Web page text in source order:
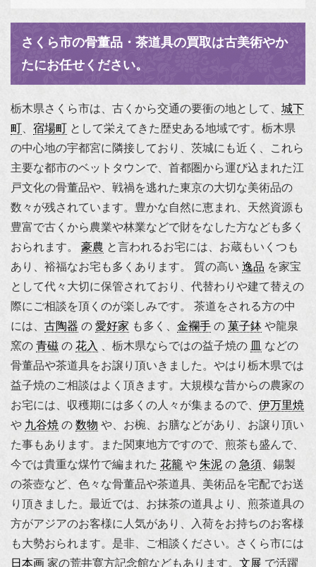
さくら市の骨董品・茶道具の買取は古美術やか
たにお任せください。
栃木県さくら市は、古くから交通の要衝の地として、 城下
町
宿場町 として栄えてきた歴史ある地域です。栃木県
の中心地の宇都宮に隣接しており、茨城にも近く、これら
主要な都市のベットタウンで、首都圏から運び込まれた江
戸文化の骨董品や、戦禍を逃れた東京の大切な美術品の
数々が残されています。豊かな自然に恵まれ、天然資源も
豊富で古くから農業や林業などで財をなした方なども多く
おられます。 豪農 と言われるお宅には、お蔵もいくつも
あり、裕福なお宅も多くあります。 質の高い 逸品 を家宝
として代々大切に保管されており、代替わりや建て替えの
際にご相談を頂くのが楽しみです。 茶道をされる方の中
には、 古陶器 の 愛好家 も多く、 金襴手 の 菓子鉢 や龍泉
窯の 青磁 の 花入 、栃木県ならではの益子焼の 皿 などの
骨董品や茶道具をお譲り頂いきました。やはり栃木県では
益子焼のご相談はよく頂きます。大規模な昔からの農家の
お宅には、収穫期には多くの人々が集まるので、 伊万里焼
や 九谷焼 の 数物 や、お椀、お膳などがあり、お譲り頂い
た事もあります。また関東地方ですので、煎茶も盛んで、
今では貴重な煤竹で編まれた 花籠 や 朱泥 の 急須 、錫製
の茶壺など、色々な骨董品や茶道具、美術品を宅配でお送
り頂きました。最近では、お抹茶の道具より、煎茶道具の
方がアジアのお客様に人気があり、入荷をお持ちのお客様
も大勢おられます。是非、ご相談ください。さくら市には
日本画 家の荒井寛方記念館などもあります。 文展 で活躍